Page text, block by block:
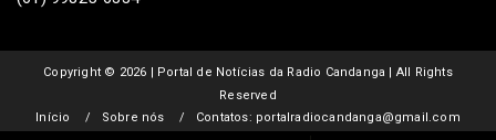
Copyright © 2026 | Portal de Notícias da Radio Candanga | All Rights
Reserved
Início
Sobre nós Contatos: portalradiocandanga@gmail.com